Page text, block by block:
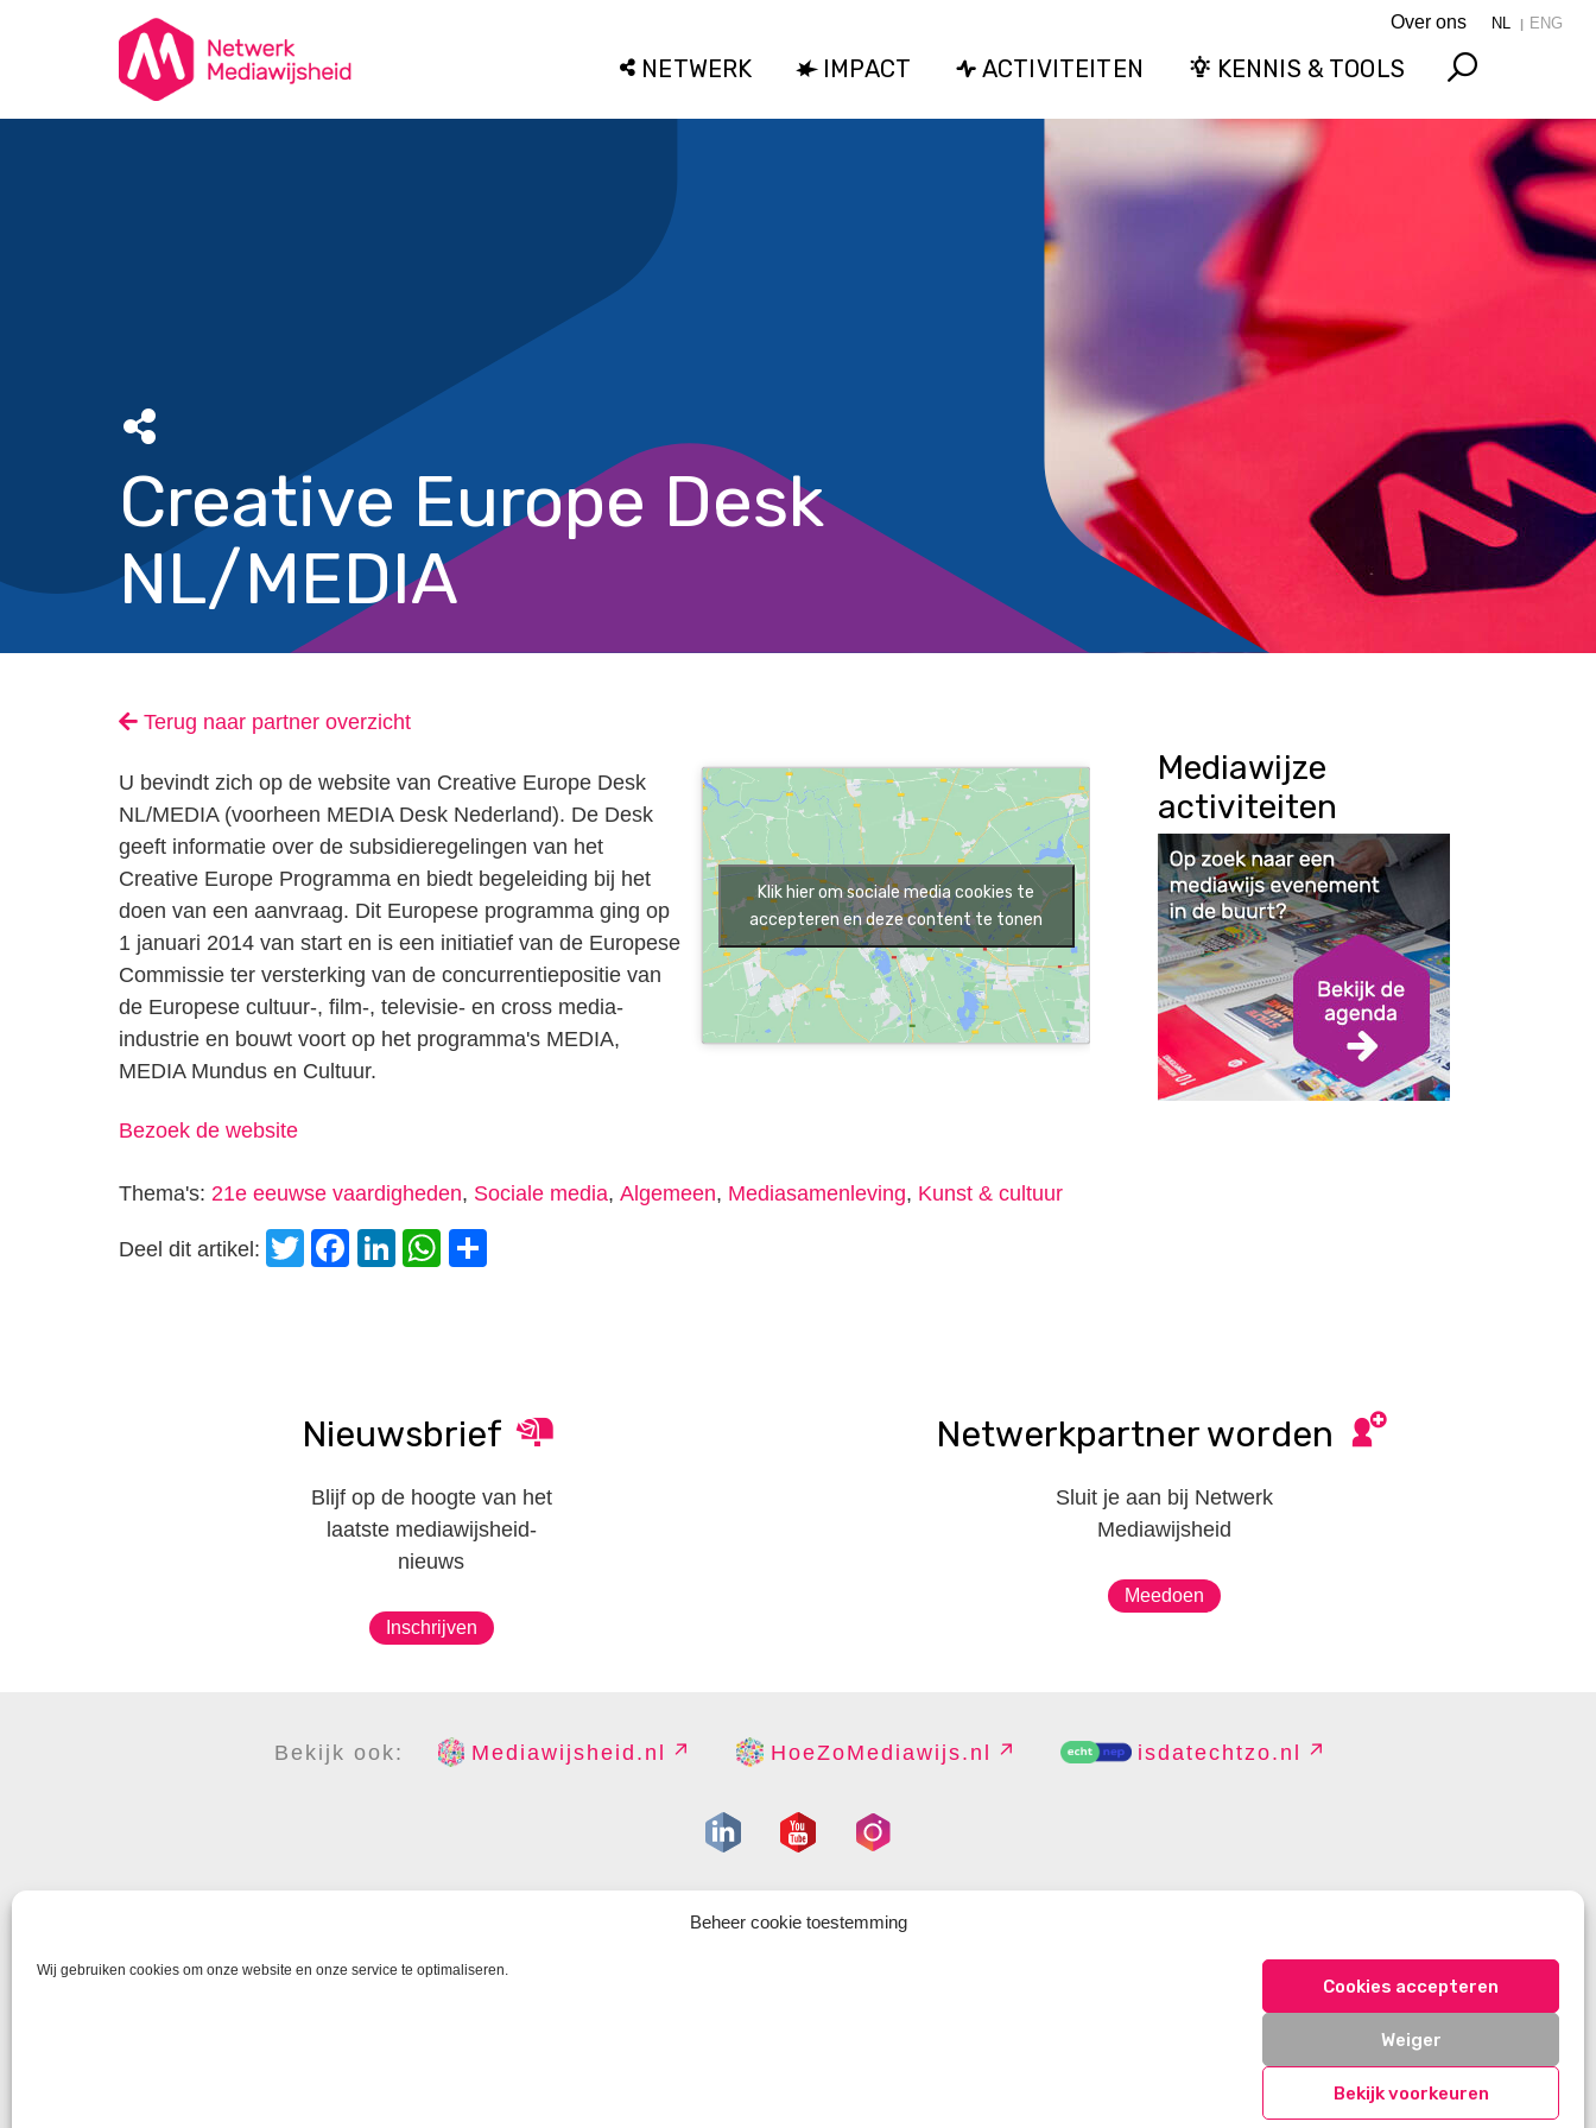
Beheer cookie toestemming
Wij gebruiken cookies om onze website en onze service te optimaliseren.
Cookies accepteren
Weiger
Bekijk voorkeuren
Over ons NL ENG
NETWERK IMPACT ACTIVITEITEN KENNIS & TOOLS
Creative Europe Desk
NL/MEDIA
Terug naar partner overzicht
Klik hier om sociale media cookies te
accepteren en deze content te tonen
U bevindt zich op de website van Creative Europe Desk
NL/MEDIA (voorheen MEDIA Desk Nederland). De Desk
geeft informatie over de subsidieregelingen van het
Creative Europe Programma en biedt begeleiding bij het
doen van een aanvraag. Dit Europese programma ging op
1 januari 2014 van start en is een initiatief van de Europese
Commissie ter versterking van de concurrentiepositie van
de Europese cultuur-, film-, televisie- en cross media-
industrie en bouwt voort op het programma's MEDIA,
MEDIA Mundus en Cultuur.
Bezoek de website
Thema's: 21e eeuwse vaardigheden, Sociale media, Algemeen, Mediasamenleving, Kunst & cultuur
Deel dit artikel: Twitter
Facebook
LinkedIn
WhatsApp
Mediawijze
activiteiten
Nieuwsbrief
Blijf op de hoogte van het
laatste mediawijsheid-
nieuws
Inschrijven
Netwerkpartner worden
Sluit je aan bij Netwerk
Mediawijsheid
Meedoen
Bekijk ook: Mediawijsheid.nl HoeZoMediawijs.nl isdatechtzo.nl